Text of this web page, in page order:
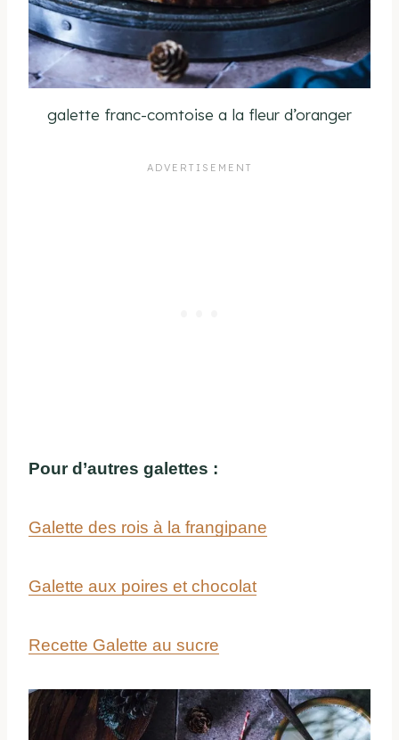
galette franc-comtoise a la fleur d’oranger
Pour d’autres galettes :
Galette des rois à la frangipane
Galette aux poires et chocolat
Recette Galette au sucre